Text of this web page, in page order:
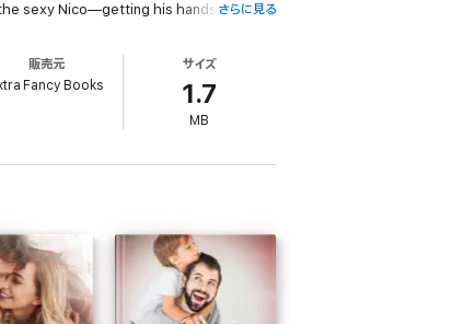
sexy Nico—getting his hands on aさらに見る
販売元
Fancy Books
サイズ
1.7
MB